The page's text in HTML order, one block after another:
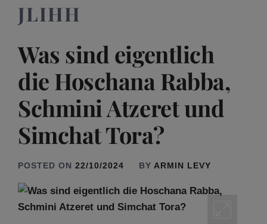
JLIHH
Was sind eigentlich
die Hoschana Rabba,
Schmini Atzeret und
Simchat Tora?
POSTED ON 22/10/2024 BY ARMIN LEVY